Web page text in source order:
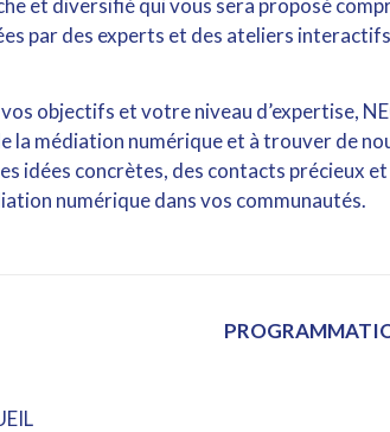
par des experts et des ateliers
objectifs et votre niveau d’expertise,
la médiation numérique et à trouver de
idées concrètes, des contacts précieux
numérique dans vos communautés.